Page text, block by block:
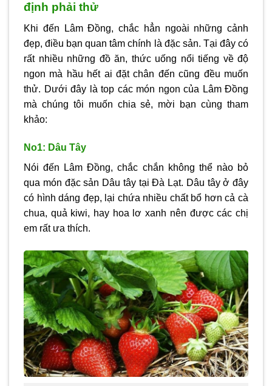
định phải thử
Khi đến Lâm Đồng, chắc hẳn ngoài những cảnh
đẹp, điều bạn quan tâm chính là đặc sản. Tại đây có
rất nhiều những đồ ăn, thức uống nổi tiếng về độ
ngon mà hầu hết ai đặt chân đến cũng đều muốn
thử. Dưới đây là top các món ngon của Lâm Đồng
mà chúng tôi muốn chia sẻ, mời bạn cùng tham
khảo:
No1: Dâu Tây
Nói đến Lâm Đồng, chắc chắn không thể nào bỏ
qua món đặc sản Dâu tây tại Đà Lạt. Dâu tây ở đây
có hình dáng đẹp, lại chứa nhiều chất bổ hơn cả cà
chua, quả kiwi, hay hoa lơ xanh nên được các chị
em rất ưa thích.